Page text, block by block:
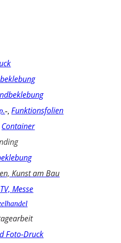
- Funktionsfolien
Container
Kunst am Bau
Messe
Foto-Druck